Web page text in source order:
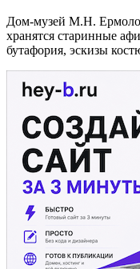
Дом-музей М.Н.
хранятся старинные
бутафория, эскизы